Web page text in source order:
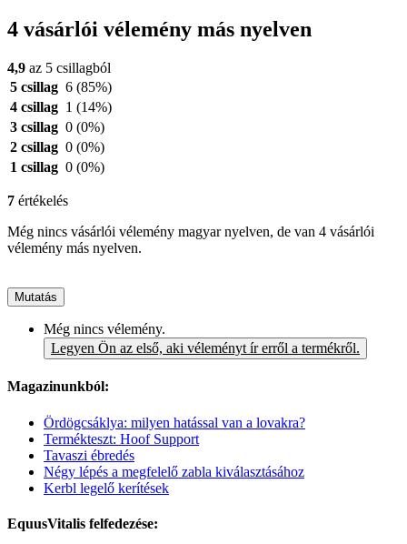
4 vásárlói vélemény más nyelven
4,9 az 5 csillagból
5 csillag 6 (85%)
4 csillag 1 (14%)
3 csillag 0 (0%)
2 csillag 0 (0%)
1 csillag 0 (0%)
7 értékelés
Még nincs vásárlói vélemény magyar nyelven, de van 4 vásárlói
vélemény más nyelven.
Mutatás
Még nincs vélemény.
Legyen Ön az első, aki véleményt ír erről a termékről.
Magazinunkból:
Ördögcsáklya: milyen hatással van a lovakra?
Termékteszt: Hoof Support
Tavaszi ébredés
Négy lépés a megfelelő zabla kiválasztásához
Kerbl legelő kerítések
EquusVitalis felfedezése: